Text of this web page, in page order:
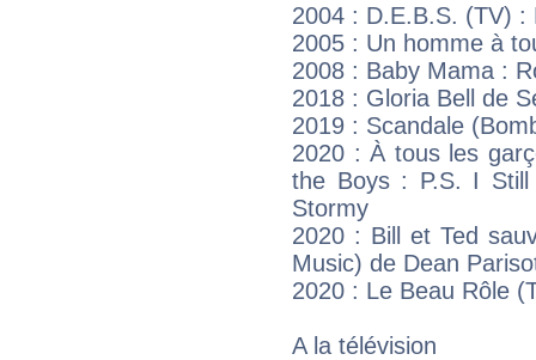
2004 : D.E.B.S. (TV) :
2005 : Un homme à
2008 : Baby Mama :
2018 : Gloria Bell de
2019 : Scandale
2020 : À tous les
the Boys : P.S. I Still
Stormy
2020 : Bill et Ted
Music) de Dean
2020 : Le Beau Rôle
A la télévision